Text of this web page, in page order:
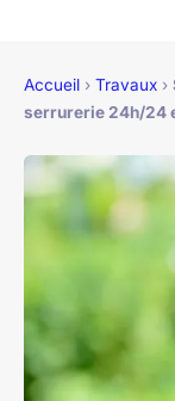
Accueil › Travaux ›
serrurerie 24h/24